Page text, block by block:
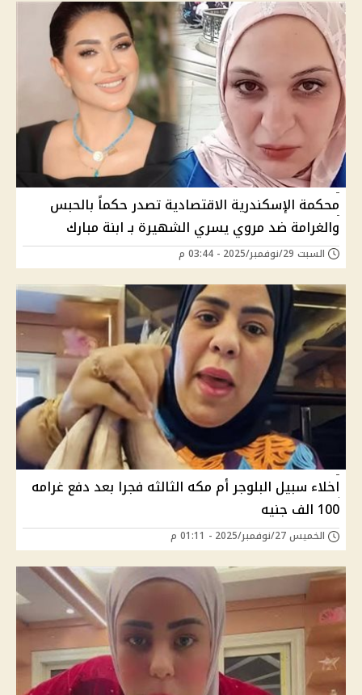
محكمة الإسكندرية الاقتصادية تصدر حكماً بالحبس
والغرامة ضد مروي يسري الشهيرة بـ ابنة مبارك
السبت 29/نوفمبر/2025 - 03:44 م
اخلاء سبيل البلوجر أم مكه الثالثه فجرا بعد دفع غرامه
100 الف جنيه
الخميس 27/نوفمبر/2025 - 01:11 م